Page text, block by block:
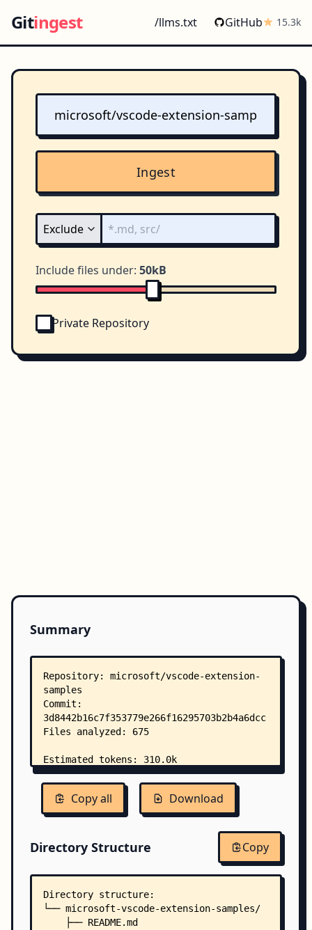
Gitingest /llms.txt GitHub 15.3k
Ingest
Include files under: 50kB
Private Repository
Summary
Copy all Download
Directory Structure Copy
Directory structure:
└── microsoft-vscode-extension-samples/
    ├── README.md